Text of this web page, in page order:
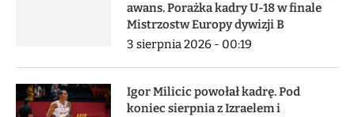
awans. Porażka kadry U-18 w finale
Mistrzostw Europy dywizji B
3 sierpnia 2026 - 00:19
Igor Milicic powołał kadrę. Pod
koniec sierpnia z Izraelem i